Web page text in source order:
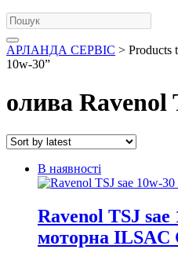
АРЛАНДА СЕРВІС > Products
10w-30”
олива Ravenol
В наявності
Ravenol TSJ sae
моторна ILSAC